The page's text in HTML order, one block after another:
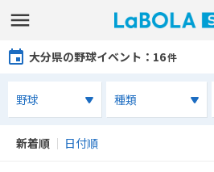
大分県の野球イベント ：16件
新着順 ｜ 日付順